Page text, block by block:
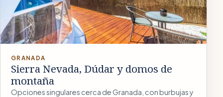
GRANADA
Sierra Nevada, Dúdar y domos de
montaña
Opciones singulares cerca de Granada, con burbujas y